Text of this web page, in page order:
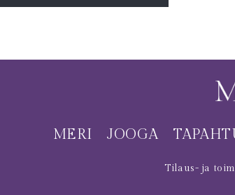
MERI JOOGA
Tilaus- ja